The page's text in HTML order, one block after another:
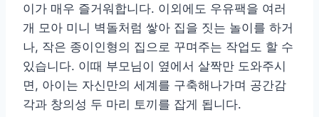
이가 매우 즐거워합니다. 이외에도 우유팩을 여러
개 모아 미니 벽돌처럼 쌓아 집을 짓는 놀이를 하거
나, 작은 종이인형의 집으로 꾸며주는 작업도 할 수
있습니다. 이때 부모님이 옆에서 살짝만 도와주시
면, 아이는 자신만의 세계를 구축해나가며 공간감
각과 창의성 두 마리 토끼를 잡게 됩니다.